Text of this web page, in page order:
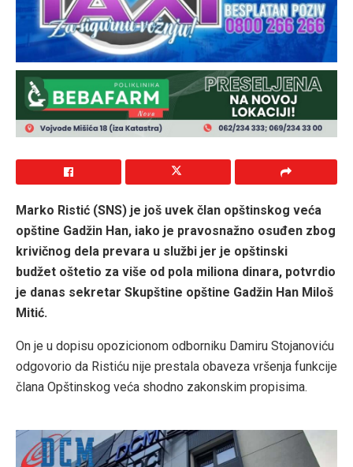
Marko Ristić (SNS) je još uvek član opštinskog veća
opštine Gadžin Han, iako je pravosnažno osuđen zbog
krivičnog dela prevara u službi jer je opštinski
budžet oštetio za više od pola miliona dinara, potvrdio
je danas sekretar Skupštine opštine Gadžin Han Miloš
Mitić.
On je u dopisu opozicionom odborniku Damiru Stojanoviću
odgovorio da Ristiću nije prestala obaveza vršenja funkcije
člana Opštinskog veća shodno zakonskim propisima.